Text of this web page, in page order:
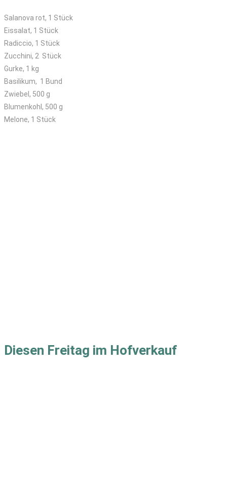
Salanova rot, 1 Stück
Eissalat, 1 Stück
Radiccio, 1 Stück
Zucchini, 2 Stück
Gurke, 1 kg
Basilikum, 1 Bund
Zwiebel, 500 g
Blumenkohl, 500 g
Melone, 1 Stück
Diesen Freitag im Hofverkauf